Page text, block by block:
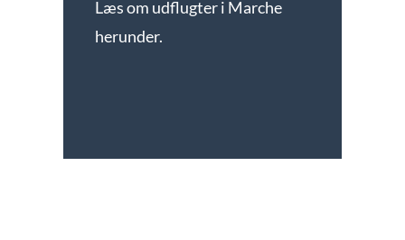
Læs om udflugter i Marche
herunder.